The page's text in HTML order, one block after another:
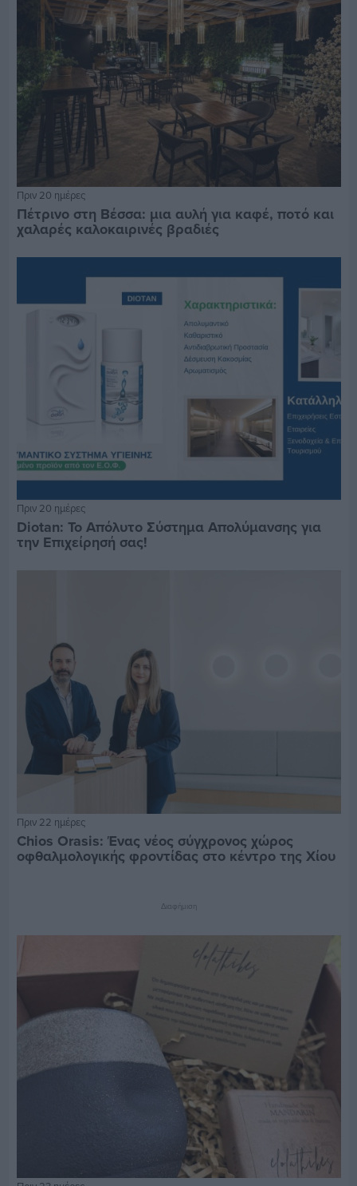
Πριν 20 ημέρες
Πέτρινο στη Βέσσα: μια αυλή για καφέ, ποτό και
χαλαρές καλοκαιρινές βραδιές
Πριν 20 ημέρες
Diotan: Το Απόλυτο Σύστημα Απολύμανσης για
την Επιχείρησή σας!
Πριν 22 ημέρες
Chios Orasis: Ένας νέος σύγχρονος χώρος
οφθαλμολογικής φροντίδας στο κέντρο της Χίου
Διαφήμιση